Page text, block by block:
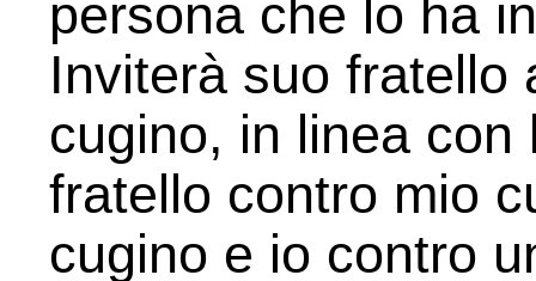
persona che lo ha
Inviterà suo fratello
cugino, in linea
fratello contro mio
cugino e io contro